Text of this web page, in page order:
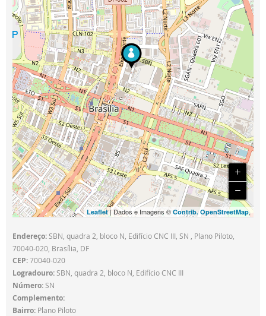
Leaflet| Dados e Imagens ©Contrib. OpenStreetMap,
Endereço: SBN, quadra 2, bloco N, Edifício CNC III, SN , Plano Piloto,
70040-020, Brasília, DF
CEP: 70040-020
Logradouro: SBN, quadra 2, bloco N, Edifício CNC III
Número: SN
Complemento:
Bairro: Plano Piloto